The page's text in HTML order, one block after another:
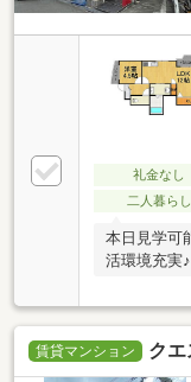
礼金なし
二人暮らし
本日見学可
活環境充実♪
賃貸マンション クエ